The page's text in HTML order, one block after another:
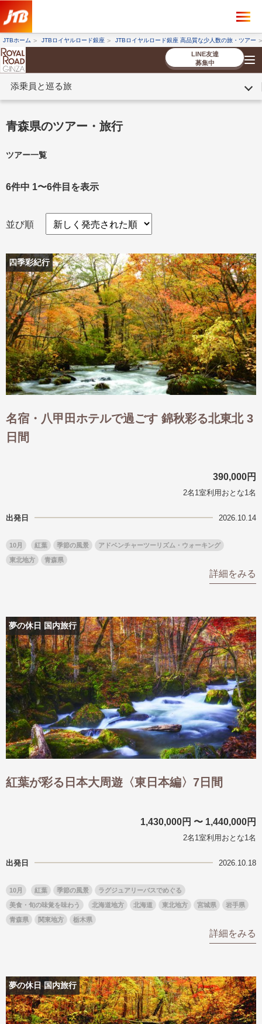
JTBホーム JTBロイヤルロード銀座 JTBロイヤルロード銀座 高品質な少人数の旅・ツアー
LINE友達
募集中
添乗員と巡る旅
お客様へのご案内
コンシェルジ
ュ紹介
お申し込み
の流れ
条件から探す
出発地とエリア
出発月
1月
2月 3月 4月
5月
6月
7月 8月
9月
10月
11月
12月
ゴールデンウィーク
ブランド
名門・名物ホテルに泊まる
特別企画
1度は見てみたい遺跡
野生動物に出合う
オーロラ
クルーズ
音楽鑑賞
名画鑑賞
お花・紅葉
鉄道の旅
ハイキング・トレッキング
専任ガイド・講師同行の旅
1名様からの旅
ラ・プルミエール（エールフランス
航空）
条件から探す
出発地とエリア
出発月
冬の国内旅行
1月
8月
9月
10月 11月
12月
お盆・夏休み
年末年始
ブランド
四季彩紀行
TWILIGHT EXPRESS 瑞風
美食・旬の味覚を味わう
芸術鑑賞（美術、音楽）・講師同行
の旅
青森県のツアー・旅行
ツアー一覧
6件中 1〜6件目を表示
並び順
四季彩紀行
名宿・八甲田ホテルで過ごす 錦秋彩る北東北 3
日間
390,000円
2名1室利用おとな1名
出発日 2026.10.14
10月 紅葉 季節の風景 アドベンチャーツーリズム・ウォーキング
東北地方 青森県
詳細をみる
夢の休日 国内旅行
紅葉が彩る日本大周遊〈東日本編〉7日間
1,430,000円 〜 1,440,000円
2名1室利用おとな1名
出発日 2026.10.18
10月 紅葉 季節の風景 ラグジュアリーバスでめぐる
美食・旬の味覚を味わう 北海道地方 北海道 東北地方 宮城県 岩手県
青森県 関東地方 栃木県
詳細をみる
夢の休日 国内旅行
ツアーを探す ×
海外ツアー 国内ツアー